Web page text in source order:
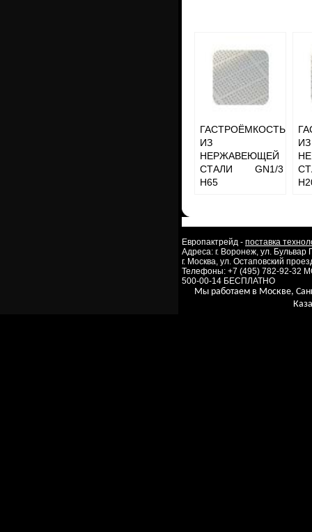
ГАСТРОЁМКОСТЬ
ИЗ
НЕРЖАВЕЮЩЕЙ
СТАЛИ GN1/3
H65
ИЗ
Европактрейд - поставка
Адреса: г. Воронеж, ул.
г. Москва, ул. Остаповский
Телефоны: +7 (495) 782-92-32
500-00-14 БЕСПЛАТНО
Мы работаем в Москве,